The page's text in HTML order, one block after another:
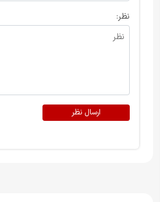
نظر:
ارسال نظر